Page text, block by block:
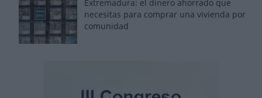
Extremadura: el dinero ahorrado que
necesitas para comprar una vivienda por
comunidad